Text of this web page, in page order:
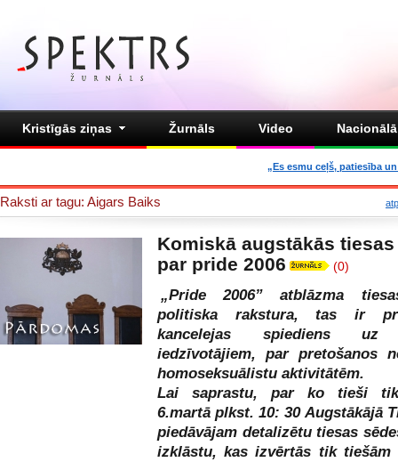
Kristīgās ziņas Žurnāls Video
„Es esmu ceļš, patiesība
Raksti ar tagu: Aigars Baiks
Komiskā augstākās tiesas
par pride 2006
(0)
„Pride 2006” atblāzma
politiska rakstura, tas ir
kancelejas spiediens uz
iedzīvotājiem, par pretošanos
homoseksuālistu aktivitātēm.
Lai saprastu, par ko tieši
6.martā plkst. 10: 30 Augstākājā
piedāvājam detalizētu tiesas
izklāstu, kas izvērtās tik tiešām